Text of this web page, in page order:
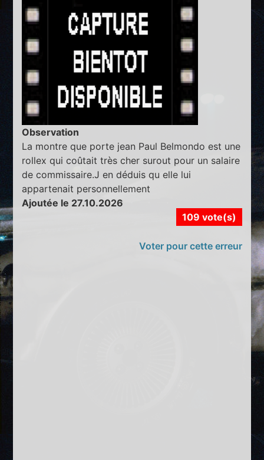
Observation
La montre que porte jean Paul Belmondo est une
rollex qui coûtait très cher surout pour un salaire
de commissaire.J en déduis qu elle lui
appartenait personnellement
Ajoutée le 27.10.2026
109 vote(s)
Voter pour cette erreur